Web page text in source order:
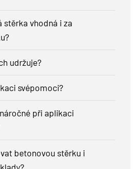
stěrka vhodná i za
udržuje?
svépomoci?
při aplikaci
betonovou stěrku i